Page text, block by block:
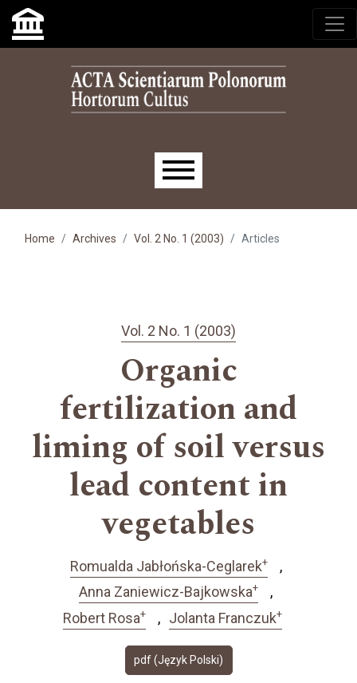
Skip to main navigation menu
Skip to main content
Skip to site footer
Main menu
Home Archives Vol. 2 No. 1 (2003) Articles
Vol. 2 No. 1 (2003)
Organic
fertilization and
liming of soil versus
lead content in
vegetables
Romualda Jabłońska-Ceglarek+
Anna Zaniewicz-Bajkowska+
Robert Rosa+ Jolanta Franczuk+
pdf (Język Polski)